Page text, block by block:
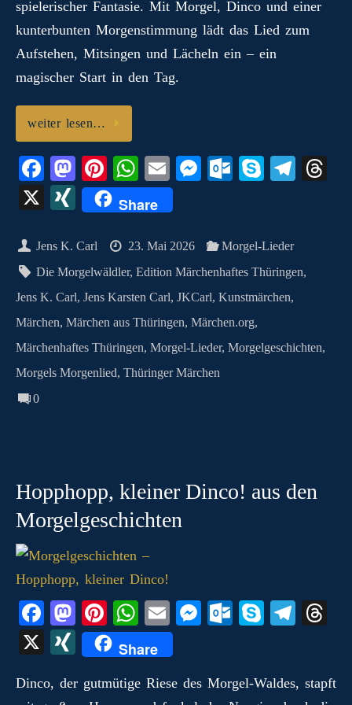
o
m
spielerischer Fantasie. Mit Morgel, Dinco und einer
kunterbunten Morgenstimmung lädt das Lied zum
Aufstehen, Mitsingen und Lächeln ein – ein
magischer Start in den Tag.
weiter lesen…
Fa
ce
bo
ok
M
as
to
do
n
Pi
nt
er
es
t
W
ha
ts
A
pp
E
m
ail
M
ng
er
O
ok
.c
o
m
S
Te
m
X
X
N
G
Share
Jens K. Carl 23. Mai 2026
Morgel-Lieder
Die Morgelwäldler,Edition Märchenhaftes Thüringen,
Jens K. Carl, Jens Karsten Carl, JKCarl, Kunstmärchen,
Märchen, Märchen aus Thüringen, Märchen.org,
Märchenhaftes Thüringen, Morgel-Lieder, Morgelgeschichten,
Morgels Morgenlied, Thüringer Märchen
0
Hopphopp, kleiner Dinco! aus den
Morgelgeschichten
Fa
ce
bo
ok
M
as
to
do
Pi
nt
er
es
W
ha
ts
A
E
m
ail
M
ng
O
ok
S
Te
a
ds
X
X
N
Share
Dinco, der gutmütige Riese des Morgel‑Waldes, stapft